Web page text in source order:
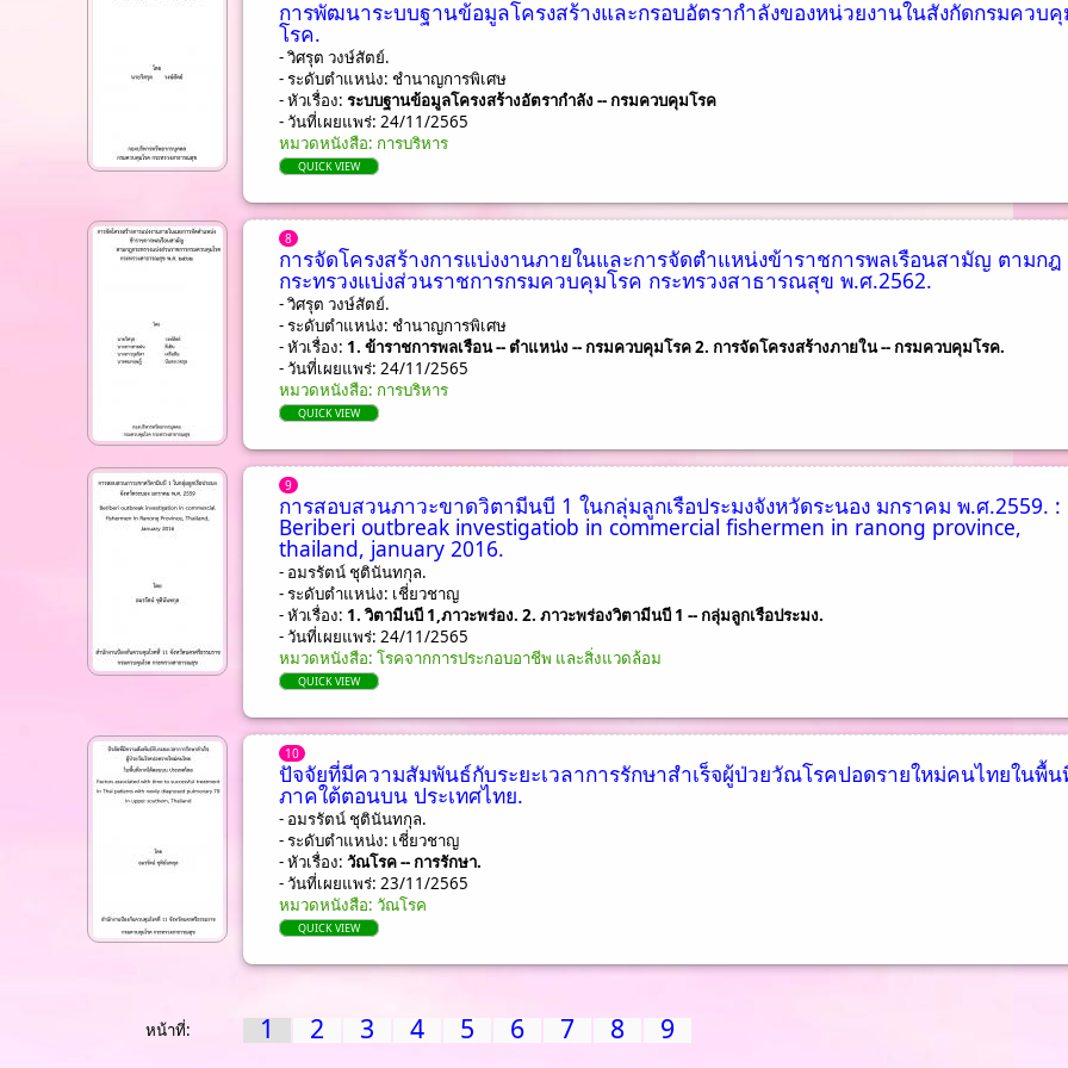
การพัฒนาระบบฐานข้อมูลโครงสร้างและกรอบอัตรากำลังของหน่วยงานในสังกัดกรมควบ
โรค.
- วิศรุต วงษ์สัตย์.
- ระดับตำแหน่ง: ชํานาญการพิเศษ
- หัวเรื่อง: ระบบฐานข้อมูลโครงสร้างอัตรากำลัง -- กรมควบคุมโรค
- วันที่เผยแพร่: 24/11/2565
หมวดหนังสือ: การบริหาร
QUICK VIEW
8
การจัดโครงสร้างการแบ่งงานภายในและการจัดตำแหน่งข้าราชการพลเรือนสามัญ ตามกฎ
กระทรวงแบ่งส่วนราชการกรมควบคุมโรค กระทรวงสาธารณสุข พ.ศ.2562.
- วิศรุต วงษ์สัตย์.
- ระดับตำแหน่ง: ชํานาญการพิเศษ
- หัวเรื่อง: 1. ข้าราชการพลเรือน -- ตำแหน่ง -- กรมควบคุมโรค 2. การจัดโครงสร้างภายใน -- กรมควบคุมโรค.
- วันที่เผยแพร่: 24/11/2565
หมวดหนังสือ: การบริหาร
QUICK VIEW
9
การสอบสวนภาวะขาดวิตามีนบี 1 ในกลุ่มลูกเรือประมงจังหวัดระนอง มกราคม พ.ศ.2559. :
Beriberi outbreak investigatiob in commercial fishermen in ranong province,
thailand, january 2016.
- อมรรัตน์ ชุตินันทกุล.
- ระดับตำแหน่ง: เชี่ยวชาญ
- หัวเรื่อง: 1. วิตามีนบี 1,ภาวะพร่อง. 2. ภาวะพร่องวิตามีนบี 1 -- กลุ่มลูกเรือประมง.
- วันที่เผยแพร่: 24/11/2565
หมวดหนังสือ: โรคจากการประกอบอาชีพ และสิ่งแวดล้อม
QUICK VIEW
10
ปัจจัยที่มีความสัมพันธ์กับระยะเวลาการรักษาสำเร็จผู้ป่วยวัณโรคปอดรายใหม่คนไทยในพื้น
ภาคใต้ตอนบน ประเทศไทย.
- อมรรัตน์ ชุตินันทกุล.
- ระดับตำแหน่ง: เชี่ยวชาญ
- หัวเรื่อง: วัณโรค -- การรักษา.
- วันที่เผยแพร่: 23/11/2565
หมวดหนังสือ: วัณโรค
QUICK VIEW
หน้าที่: 1 2 3 4 5 6 7 8 9